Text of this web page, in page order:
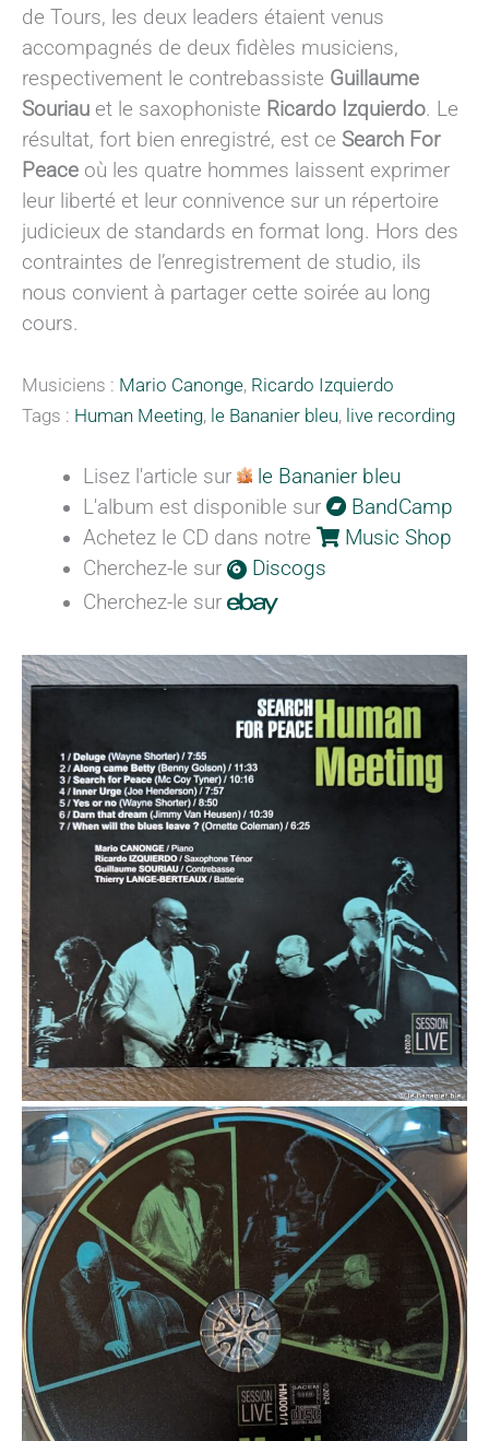
de Tours, les deux leaders étaient venus
accompagnés de deux fidèles musiciens,
respectivement le contrebassiste Guillaume
Souriau et le saxophoniste Ricardo Izquierdo. Le
résultat, fort bien enregistré, est ce Search For
Peace où les quatre hommes laissent exprimer
leur liberté et leur connivence sur un répertoire
judicieux de standards en format long. Hors des
contraintes de l’enregistrement de studio, ils
nous convient à partager cette soirée au long
cours.
Musiciens : Mario Canonge, Ricardo Izquierdo
Tags : Human Meeting, le Bananier bleu, live recording
Lisez l'article sur
le Bananier bleu
L'album est disponible sur
BandCamp
Achetez le CD dans notre
Music Shop
Cherchez-le sur
Discogs
Cherchez-le sur